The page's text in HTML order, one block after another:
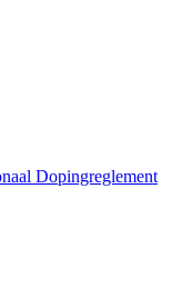
Dopingreglement